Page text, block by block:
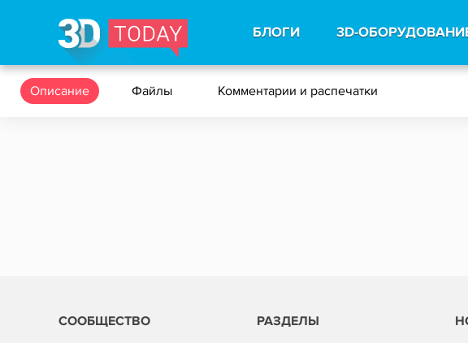
БЛОГИ 3D-
Описание Файлы Комментарии и распечатки
СООБЩЕСТВО РАЗДЕЛЫ